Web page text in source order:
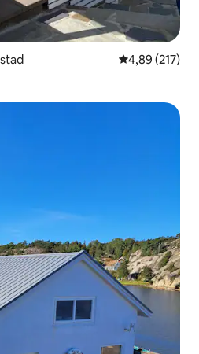
Prosječna
4,89 (217)
s oznakom „Odabrali gosti”